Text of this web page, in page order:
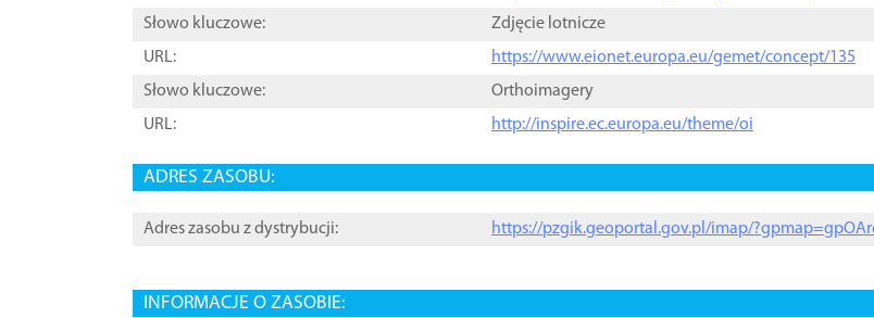
Słowo kluczowe:
Zdjęcie lotnicze
URL:
https://www.eionet.europa.eu/gemet/concept/135
Słowo kluczowe:
Orthoimagery
URL:
http://inspire.ec.europa.eu/theme/oi
ADRES ZASOBU:
Adres zasobu z dystrybucji: https://pzgik.geoportal.gov.pl/imap/
INFORMACJE O ZASOBIE: